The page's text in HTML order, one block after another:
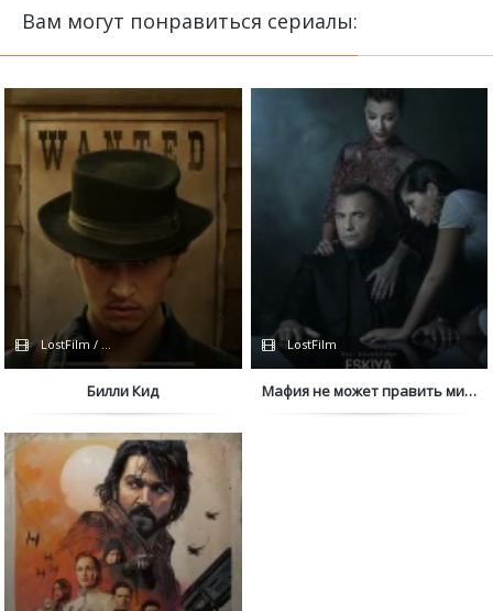
Вам могут понравиться сериалы:
LostFilm / Сериалы 2022
Билли Кид
LostFilm
Мафия не может править миром